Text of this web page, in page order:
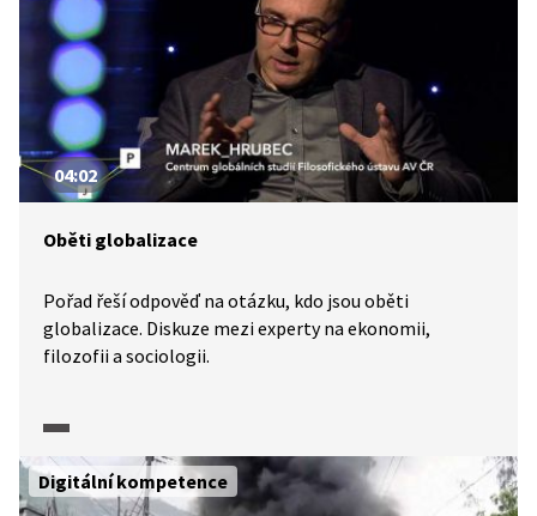
04:02
Oběti globalizace
Pořad řeší odpověď na otázku, kdo jsou oběti
globalizace. Diskuze mezi experty na ekonomii,
filozofii a sociologii.
Digitální kompetence